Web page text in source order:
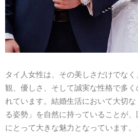
タイ人女性は、その美しさだけでな
観、優しさ、そして誠実な性格で多
れています。結婚生活において大切
る姿勢」を自然に持っていることが
にとって大きな魅力となっています